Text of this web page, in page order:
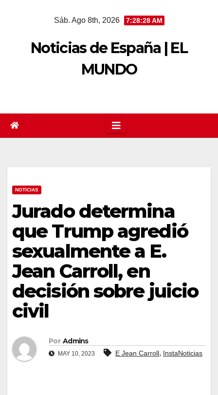
Sáb. Ago 8th, 2026 7:28:29 AM
Noticias de España | EL
MUNDO
NOTICIAS
Jurado determina
que Trump agredió
sexualmente a E.
Jean Carroll, en
decisión sobre juicio
civil
Por Admins
MAY 10, 2023 E Jean Carroll, InstaNoticias